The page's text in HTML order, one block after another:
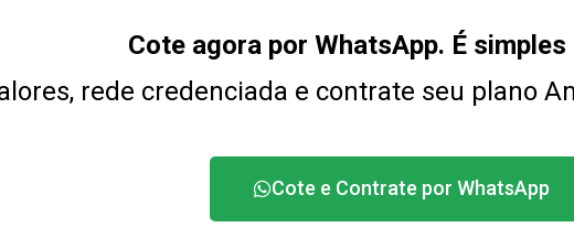
Cote agora por WhatsApp. É simples
rede credenciada e contrate seu plano
Cote e Contrate por WhatsApp